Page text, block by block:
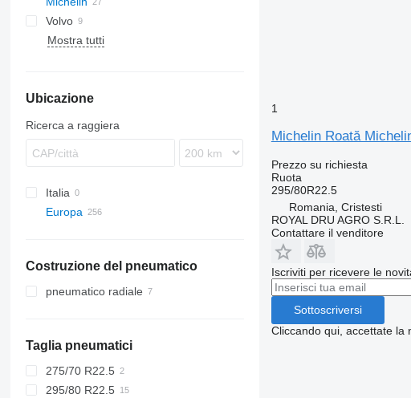
Volvo
Mostra tutti
Ubicazione
Ricerca a raggiera
Italia
Europa
Romania
Târgu Mureș
Germania
Svezia
Danimarca
Mostra tutti
Costruzione del pneumatico
pneumatico radiale
Taglia pneumatici
275/70 R22.5
295/80 R22.5
1
Michelin Roată
Prezzo su richiesta
Ruota
295/80R22.5
Romania, Cristesti
ROYAL DRU AGRO S.R.L.
Contattare il venditore
Iscriviti per ricevere le
Sottoscriversi
Cliccando qui, accettate la